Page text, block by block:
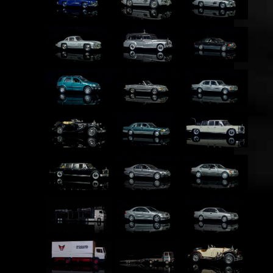
Mercede...
Mercede...
Mercede... Mercede...
Mercede... Mercede...